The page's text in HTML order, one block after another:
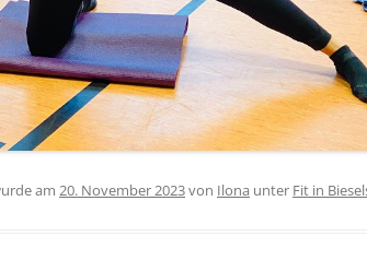
am 20. November 2023von Ilona unter Fit in